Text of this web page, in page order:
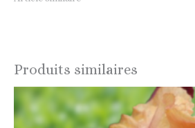
Produits similaires